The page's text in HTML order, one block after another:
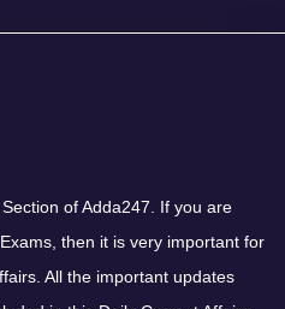
of Adda247. If you are
then it is very important for
All the important updates